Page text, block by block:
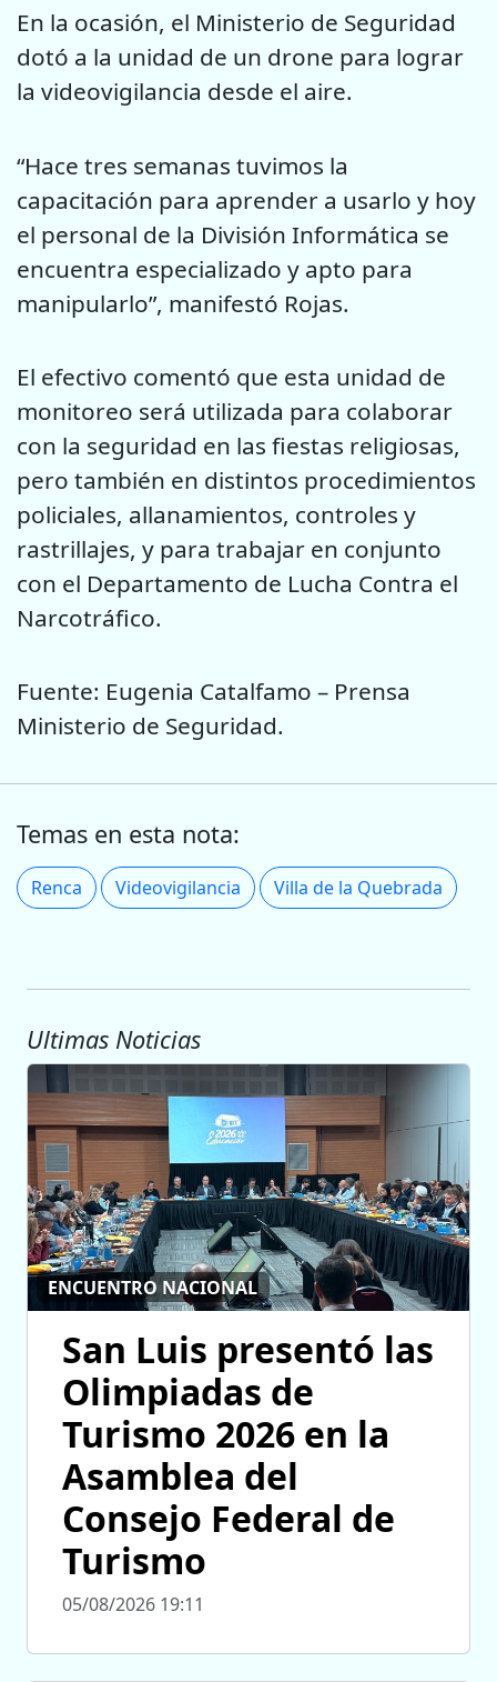
En la ocasión, el Ministerio de Seguridad
dotó a la unidad de un drone para lograr
la videovigilancia desde el aire.
“Hace tres semanas tuvimos la
capacitación para aprender a usarlo y hoy
el personal de la División Informática se
encuentra especializado y apto para
manipularlo”, manifestó Rojas.
El efectivo comentó que esta unidad de
monitoreo será utilizada para colaborar
con la seguridad en las fiestas religiosas,
pero también en distintos procedimientos
policiales, allanamientos, controles y
rastrillajes, y para trabajar en conjunto
con el Departamento de Lucha Contra el
Narcotráfico.
Fuente: Eugenia Catalfamo – Prensa
Ministerio de Seguridad.
Temas en esta nota:
Renca Videovigilancia Villa de la Quebrada
Ultimas Noticias
ENCUENTRO NACIONAL
San Luis presentó las
Olimpiadas de
Turismo 2026 en la
Asamblea del
Consejo Federal de
Turismo
05/08/2026 19:11